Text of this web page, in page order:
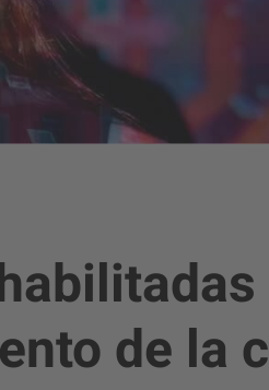
de la